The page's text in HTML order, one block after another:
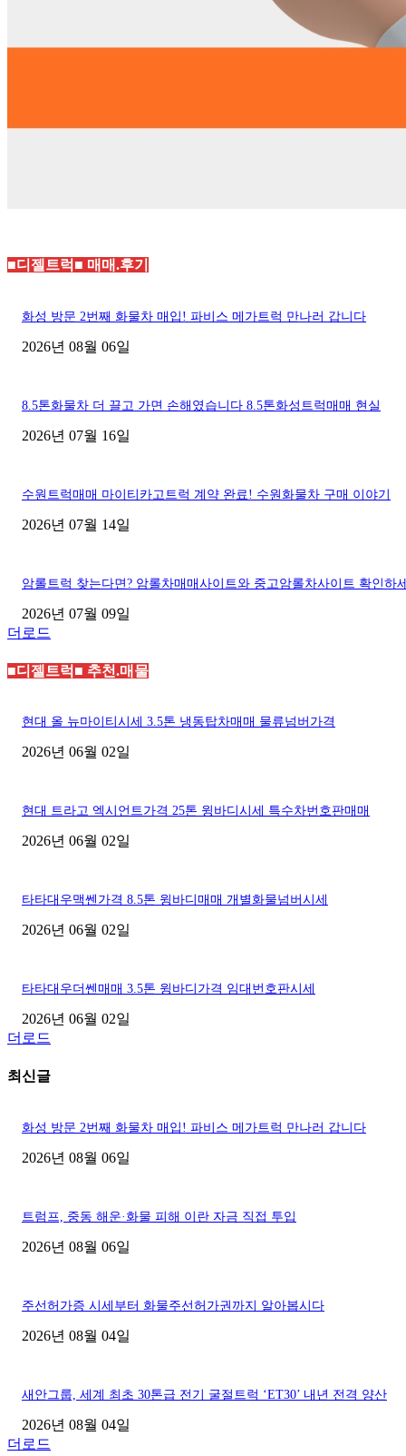
■디젤트럭■ 매매.후기
화성 방문 2번째 화물차 매입! 파비스 메가트럭 만나러 갑니다
2026년 08월 06일
8.5톤화물차 더 끌고 가면 손해였습니다 8.5톤화성트럭매매 현실
2026년 07월 16일
수원트럭매매 마이티카고트럭 계약 완료! 수원화물차 구매 이야기
2026년 07월 14일
암롤트럭 찾는다면? 암롤차매매사이트와 중고암롤차사이트 확인하
2026년 07월 09일
더로드
■디젤트럭■ 추천.매물
현대 올 뉴마이티시세 3.5톤 냉동탑차매매 물류넘버가격
2026년 06월 02일
현대 트라고 엑시언트가격 25톤 윙바디시세 특수차번호판매매
2026년 06월 02일
타타대우맥쎈가격 8.5톤 윙바디매매 개별화물넘버시세
2026년 06월 02일
타타대우더쎈매매 3.5톤 윙바디가격 임대번호판시세
2026년 06월 02일
더로드
최신글
화성 방문 2번째 화물차 매입! 파비스 메가트럭 만나러 갑니다
2026년 08월 06일
트럼프, 중동 해운·화물 피해 이란 자금 직접 투입
2026년 08월 06일
주선허가증 시세부터 화물주선허가권까지 알아봅시다
2026년 08월 04일
새안그룹, 세계 최초 30톤급 전기 굴절트럭 ‘ET30’ 내년 전격 양산
2026년 08월 04일
더로드